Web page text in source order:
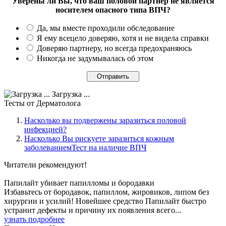
носителем опасного типа ВПЧ?
Да, мы вместе проходили обследование
Я ему всецело доверяю, хотя и не видела справки
Доверяю партнеру, но всегда предохраняюсь
Никогда не задумывалась об этом
Загрузка ...
Тесты от Дерматолога
Насколько вы подвержены заразиться половой
инфекцией?
Насколько Вы рискуете заразиться кожным
заболеваниемТест на наличие ВПЧ
Читатели рекомендуют!
Папилайт убивает папилломы и бородавки
Избавьтесь от бородавок, папиллом, жировиков, липом без
хирургии и усилий! Новейшее средство Папилайт быстро
устранит дефекты и причину их появления всего...
узнать подробнее